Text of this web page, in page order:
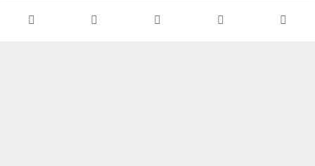
رنگ و لوپ دلخواه